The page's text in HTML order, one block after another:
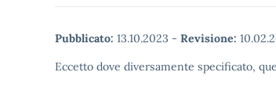
Pubblicato: 13.10.2023 - Revisione:
Eccetto dove diversamente specificato,